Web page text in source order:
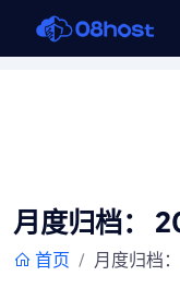
月度归档：
首页 月度归档：